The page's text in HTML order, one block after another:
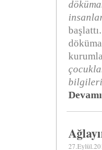
bilgileri
Devamı